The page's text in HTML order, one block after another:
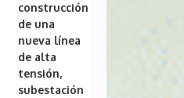
construcción
de una
nueva línea
de alta
tensión,
subestación